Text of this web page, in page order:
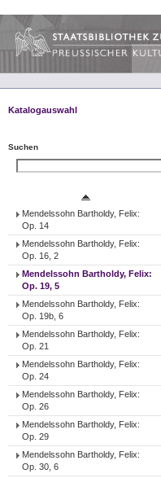
Katalogauswahl
Tonträger (Werke)
Tonträger (Interpreten)
Suchen
Mendelssohn Bartholdy, Felix:
Op. 14
Mendelssohn Bartholdy, Felix:
Op. 16, 2
Mendelssohn Bartholdy, Felix:
Op. 19, 5
Mendelssohn Bartholdy, Felix:
Op. 19b, 6
Mendelssohn Bartholdy, Felix:
Op. 21
Mendelssohn Bartholdy, Felix:
Op. 24
Mendelssohn Bartholdy, Felix:
Op. 26
Mendelssohn Bartholdy, Felix:
Op. 29
Mendelssohn Bartholdy, Felix:
Op. 30, 6